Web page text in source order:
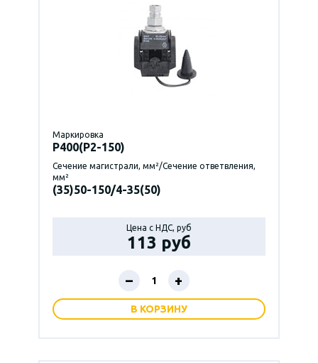
Маркировка
P400(Р2-150)
Сечение магистрали, мм²/Сечение ответвления,
мм²
(35)50-150/4-35(50)
Цена с НДС, руб
113 руб
– +
В КОРЗИНУ